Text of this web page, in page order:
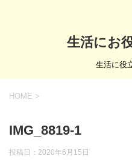
生活にお
生活に役
HOME >
IMG_8819-1
投稿日： 2020年6月15日